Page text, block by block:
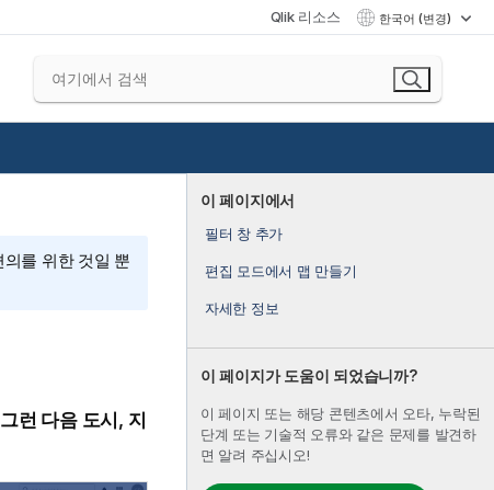
Qlik 리소스 한국어 (변경)
이 페이지에서
필터 창 추가
편집 모드에서 맵 만들기
자세한 정보
이 페이지가 도움이 되었습니까?
이 페이지 또는 해당 콘텐츠에서 오타, 누락된
단계 또는 기술적 오류와 같은 문제를 발견하
면 알려 주십시오!
를 위한 것일 뿐
런 다음 도시, 지